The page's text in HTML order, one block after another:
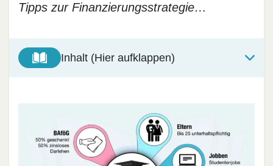
Tipps zur Finanzierungsstrategie…
Inhalt (Hier aufklappen)